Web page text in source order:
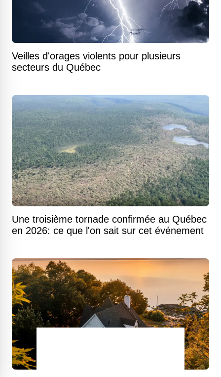
Veilles d'orages violents pour plusieurs
secteurs du Québec
Une troisième tornade confirmée au Québec
en 2026: ce que l'on sait sur cet événement